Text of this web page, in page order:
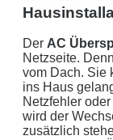
Der AC
Netzseite.
vom Dach. Sie
ins Haus
Netzfehler
wird der
zusätzlich